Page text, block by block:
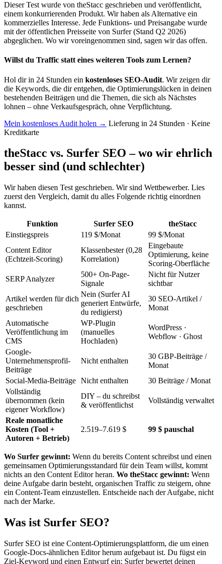
Dieser Test wurde von theStacc geschrieben und veröffentlicht,
einem konkurrierenden Produkt. Wir haben als Alternative ein
kommerzielles Interesse. Jede Funktions- und Preisangabe wurde
mit der öffentlichen Preisseite von Surfer (Stand Q2 2026)
abgeglichen. Wo wir voreingenommen sind, sagen wir das offen.
Willst du Traffic statt eines weiteren Tools zum Lernen?
Hol dir in 24 Stunden ein kostenloses SEO-Audit. Wir zeigen dir
die Keywords, die dir entgehen, die Optimierungslücken in deinen
bestehenden Beiträgen und die Themen, die sich als Nächstes
lohnen – ohne Verkaufsgespräch, ohne Verpflichtung.
Mein kostenloses Audit holen → Lieferung in 24 Stunden · Keine
Kreditkarte
theStacc vs. Surfer SEO – wo wir ehrlich
besser sind (und schlechter)
Wir haben diesen Test geschrieben. Wir sind Wettbewerber. Lies
zuerst den Vergleich, damit du alles Folgende richtig einordnen
kannst.
Funktion Surfer SEO
theStacc
Einstiegspreis
119 $/Monat
99 $/Monat
Content Editor
(Echtzeit-Scoring)
Klassenbester (0,28
Korrelation)
Eingebaute
Optimierung, keine
Scoring-Oberfläche
SERP Analyzer
500+ On-Page-
Signale
Nicht für Nutzer
sichtbar
Artikel werden für dich
geschrieben
Nein (Surfer AI
generiert Entwürfe,
du redigierst)
30 SEO-Artikel /
Monat
Automatische
Veröffentlichung im
CMS
WP-Plugin
(manuelles
Hochladen)
WordPress ·
Webflow · Ghost
Google-
Unternehmensprofil-
Beiträge
Nicht enthalten
30 GBP-Beiträge /
Monat
Social-Media-Beiträge Nicht enthalten
30 Beiträge / Monat
Vollständig
übernommen (kein
eigener Workflow)
DIY – du schreibst
& veröffentlichst
Vollständig verwaltet
Reale monatliche
Kosten (Tool +
Autoren + Betrieb)
2.519–7.619 $ 99 $ pauschal
Wo Surfer gewinnt: Wenn du bereits Content schreibst und einen
gemeinsamen Optimierungsstandard für dein Team willst, kommt
nichts an den Content Editor heran. Wo theStacc gewinnt: Wenn
deine Aufgabe darin besteht, organischen Traffic zu steigern, ohne
ein Content-Team einzustellen. Entscheide nach der Aufgabe, nicht
nach der Marke.
Was ist Surfer SEO?
Surfer SEO ist eine Content-Optimierungsplattform, die um einen
Google-Docs-ähnlichen Editor herum aufgebaut ist. Du fügst ein
Ziel-Keyword und einen Entwurf ein; Surfer bewertet deinen